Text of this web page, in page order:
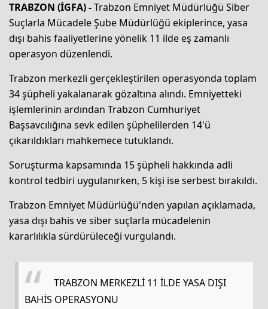
TRABZON (İGFA) -Trabzon Emniyet Müdürlüğü Siber
Suçlarla Mücadele Şube Müdürlüğü ekiplerince, yasa
dışı bahis faaliyetlerine yönelik 11 ilde eş zamanlı
operasyon düzenlendi.
Trabzon merkezli gerçekleştirilen operasyonda toplam
34 şüpheli yakalanarak gözaltına alındı. Emniyetteki
işlemlerinin ardından Trabzon Cumhuriyet
Başsavcılığına sevk edilen şüphelilerden 14'ü
çıkarıldıkları mahkemece tutuklandı.
Soruşturma kapsamında 15 şüpheli hakkında adli
kontrol tedbiri uygulanırken, 5 kişi ise serbest bırakıldı.
Trabzon Emniyet Müdürlüğü'nden yapılan açıklamada,
yasa dışı bahis ve siber suçlarla mücadelenin
kararlılıkla sürdürüleceği vurgulandı.
TRABZON MERKEZLİ 11 İLDE YASA DIŞI
BAHİS OPERASYONU